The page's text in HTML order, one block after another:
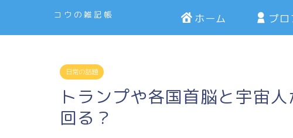
コウの雑記帳 ホーム プロ
日常の話題
トランプや各国首脳と宇宙
回る？